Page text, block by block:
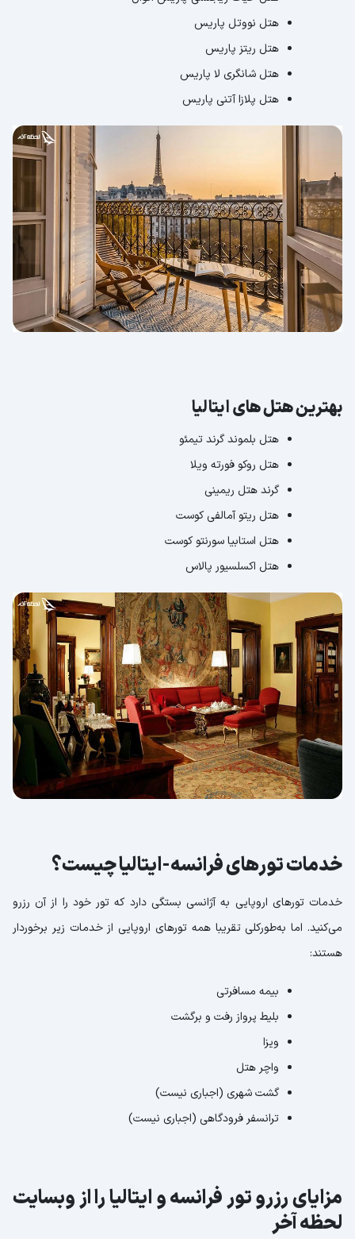
هتل نووتل پاریس
هتل ریتز پاریس
هتل شانگری لا پاریس
هتل پلازا آتنی پاریس
بهترین هتل های ایتالیا
هتل بلموند گرند تیمئو
هتل روکو فورته ویلا
گرند هتل ریمینی
هتل ریتو آمالفی کوست
هتل استابیا سورنتو کوست
هتل اکسلسیور پالاس
خدمات تورهای فرانسه-ایتالیا چیست؟
خدمات تورهای اروپایی به آژانسی بستگی دارد که تور خود را از آن رزرو
می‌کنید. اما به‌طورکلی تقریبا همه تورهای اروپایی از خدمات زیر برخوردار
هستند:
بیمه مسافرتی
بلیط پرواز رفت و برگشت
ویزا
واچر هتل
گشت شهری (اجباری نیست)
ترانسفر فرودگاهی (اجباری نیست)
مزایای رزرو تور فرانسه و ایتالیا را از وبسایت
لحظه آخر